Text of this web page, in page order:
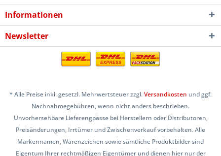
Informationen
Newsletter
* Alle Preise inkl. gesetzl. Mehrwertsteuer zzgl.Versandkosten und ggf.
Nachnahmegebühren, wenn nicht anders beschrieben.
Unvorhersehbare Lieferengpässe bei Herstellern oder Distributoren,
Preisänderungen, Irrtümer und Zwischenverkauf vorbehalten. Alle
Markennamen, Warenzeichen sowie sämtliche Produktbilder sind
Eigentum Ihrer rechtmäßigen Eigentümer und dienen hier nur der